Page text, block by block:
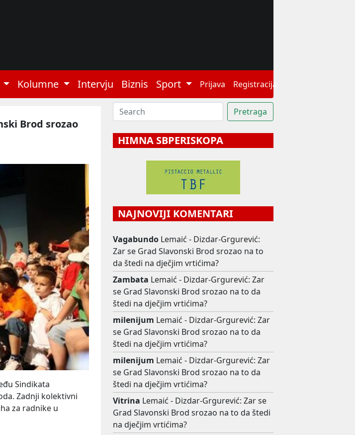
Kolumne Intervju Biznis Sport Prijava Registracija
Brod srozao
Sindikata
Zadnji kolektivni
za radnike u
HIMNA SBPERISKOPA
NAJNOVIJI KOMENTARI
Vagabundo Lemaić - Dizdar-Grgurević:
Zar se Grad Slavonski Brod srozao na to
da štedi na dječjim vrtićima?
Zambata Lemaić - Dizdar-Grgurević: Zar
se Grad Slavonski Brod srozao na to da
štedi na dječjim vrtićima?
milenijum Lemaić - Dizdar-Grgurević: Zar
se Grad Slavonski Brod srozao na to da
štedi na dječjim vrtićima?
milenijum Lemaić - Dizdar-Grgurević: Zar
se Grad Slavonski Brod srozao na to da
štedi na dječjim vrtićima?
Vitrina Lemaić - Dizdar-Grgurević: Zar se
Grad Slavonski Brod srozao na to da štedi
na dječjim vrtićima?